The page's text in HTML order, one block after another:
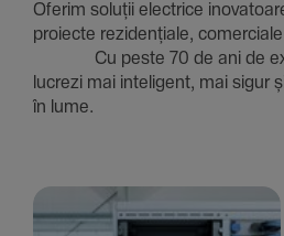
Oferim soluții electrice
proiecte rezi­den­țiale,
Cu peste 70 de ani de
lucrezi mai inte­li­gent, mai sigur
în lume.